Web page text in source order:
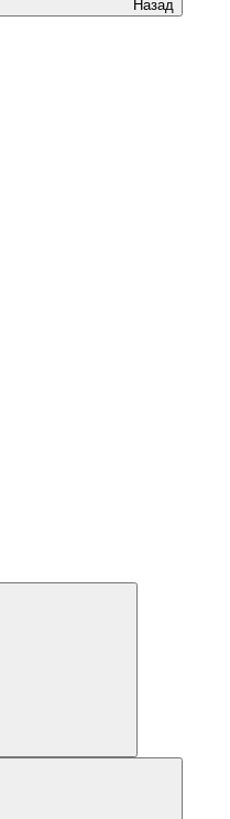
Назад